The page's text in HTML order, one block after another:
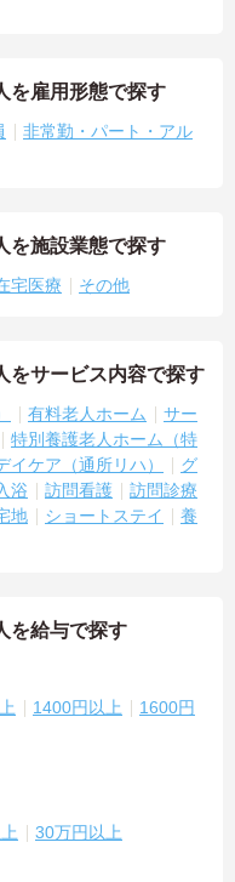
を雇用形態で探す
非常勤・パート・アル
を施設業態で探す
宅医療 その他
をサービス内容で探す
有料老人ホーム
サー
特別養護老人ホーム（特
イケア（通所リハ）
グ
浴 訪問看護
訪問診療
地 ショートステイ
養
を給与で探す
1400円以上
1600円
30万円以上